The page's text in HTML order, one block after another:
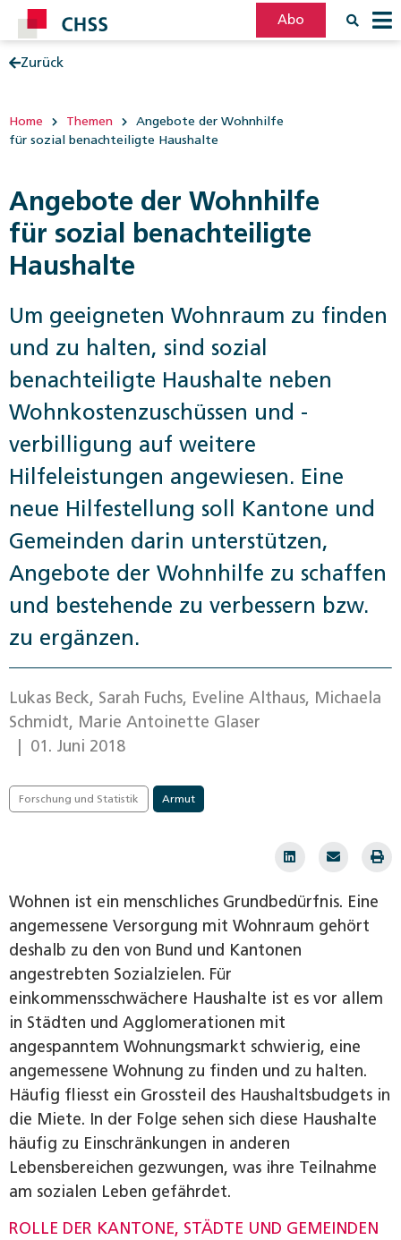
Abo
Zurück
Home Themen
Angebote der Wohnhilfe
für sozial benachteiligte Haushalte
Angebote der Wohnhilfe
für sozial benachteiligte
Haushalte
Um geeigneten Wohnraum zu finden
und zu halten, sind sozial
benachteiligte Haushalte ­neben
Wohnkostenzuschüssen und -
verbilligung auf weitere
Hilfeleistungen angewiesen. Eine
neue Hilfestellung soll Kantone und
Gemeinden darin unterstützen,
Angebote der Wohnhilfe zu schaffen
und bestehende zu verbessern bzw.
zu ergänzen.
Lukas Beck, Sarah Fuchs, Eveline Althaus, Michaela
Schmidt, Marie Antoinette Glaser
| 01. Juni 2018
Forschung und Statistik Armut
Wohnen ist ein menschliches Grundbedürfnis. Eine
angemessene Versorgung mit Wohnraum gehört
deshalb zu den von Bund und Kantonen
angestrebten Sozialzielen. Für
einkommensschwächere Haushalte ist es vor allem
in Städten und Agglomerationen mit
angespanntem Wohnungsmarkt schwierig, eine
angemessene Wohnung zu finden und zu halten.
Häufig fliesst ein Grossteil des Haushaltsbudgets in
die Miete. In der Folge sehen sich diese Haushalte
häufig zu Einschränkungen in anderen
Lebensbereichen gezwungen, was ihre Teilnahme
am sozialen Leben gefährdet.
ROLLE DER KANTONE, STÄDTE UND GEMEINDEN